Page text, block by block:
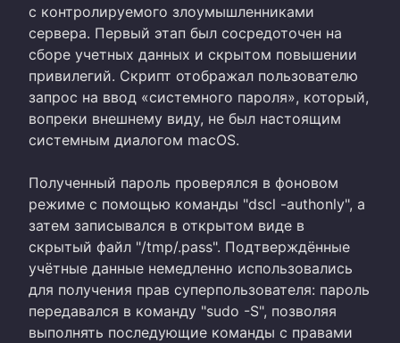
с контролируемого злоумышленниками
сервера. Первый этап был сосредоточен на
сборе учетных данных и скрытом повышении
привилегий. Скрипт отображал пользователю
запрос на ввод «системного пароля», который,
вопреки внешнему виду, не был настоящим
системным диалогом macOS.
Полученный пароль проверялся в фоновом
режиме с помощью команды "dscl -authonly", а
затем записывался в открытом виде в
скрытый файл "/tmp/.pass". Подтверждённые
учётные данные немедленно использовались
для получения прав суперпользователя: пароль
передавался в команду "sudo -S", позволяя
выполнять последующие команды с правами